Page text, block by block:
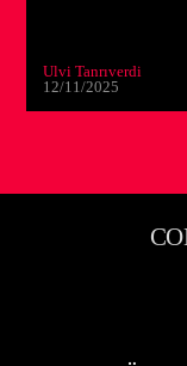
Ulvi Tanrıverdi
12/11/2025